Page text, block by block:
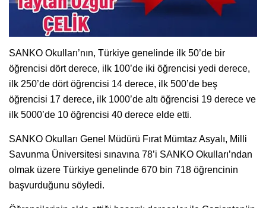
SANKO Okulları’nın, Türkiye genelinde ilk 50’de bir
öğrencisi dört derece, ilk 100’de iki öğrencisi yedi derece,
ilk 250’de dört öğrencisi 14 derece, ilk 500’de beş
öğrencisi 17 derece, ilk 1000’de altı öğrencisi 19 derece ve
ilk 5000’de 10 öğrencisi 40 derece elde etti.
SANKO Okulları Genel Müdürü Fırat Mümtaz Asyalı, Milli
Savunma Üniversitesi sınavına 78’i SANKO Okulları’ndan
olmak üzere Türkiye genelinde 670 bin 718 öğrencinin
başvurduğunu söyledi.